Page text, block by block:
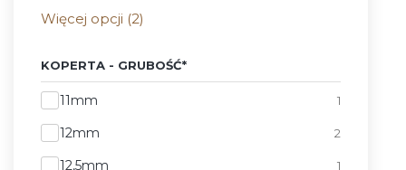
Więcej opcji (2)
KOPERTA - GRUBOŚĆ*
Koperta - Grubość*
11mm 1
12mm 2
12,5mm 1